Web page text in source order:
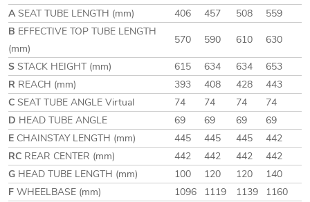
ASEAT TUBE LENGTH (mm) 406 457 508
559
B EFFECTIVE TOP TUBE LENGTH
(mm)
570 590 610 630
S STACK HEIGHT (mm) 615 634 634
653
R REACH (mm) 393 408 428
443
C SEAT TUBE ANGLE Virtual 74 74 74
74
D HEAD TUBE ANGLE 69 69 69
69
E CHAINSTAY LENGTH (mm) 445 445 445
442
RC REAR CENTER (mm) 442 442 442
442
G HEAD TUBE LENGTH (mm) 100 120 120
140
F WHEELBASE (mm) 1096 1119 1139
1160